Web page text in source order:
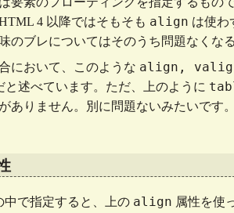
4 以降ではそもそも align は使わ
のブレについてはそのうち問題なくな
において、このような align,
と述べています。ただ、上のように
ありません。別に問題ないみたいです
中で指定すると、上の align 属性を使